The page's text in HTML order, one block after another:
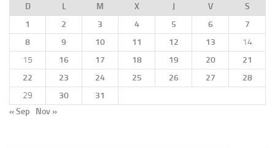
D
L M X J V
S
1
2 3 4 5 6
7
8
9 10 11 12 13
14
15
16 17 18 19 20
21
22
23 24 25 26 27
28
29
30
31
« Sep
Nov »